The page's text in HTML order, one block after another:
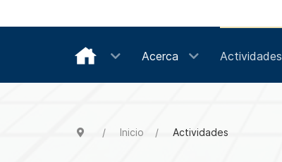
Acerca Actividades
Inicio Actividades